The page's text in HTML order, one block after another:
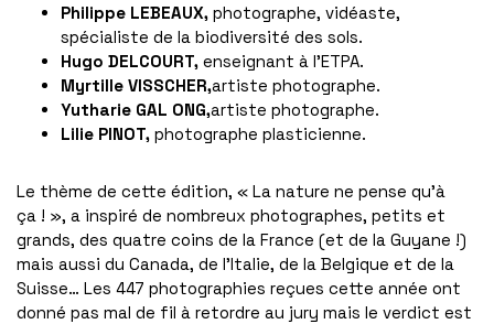
Philippe LEBEAUX, photographe, vidéaste,
spécialiste de la biodiversité des sols.
Hugo DELCOURT, enseignant à l’ETPA.
Myrtille VISSCHER,artiste photographe.
Yutharie GAL ONG,artiste photographe.
Lilie PINOT, photographe plasticienne.
Le thème de cette édition, « La nature ne pense qu’à
ça ! », a inspiré de nombreux photographes, petits et
grands, des quatre coins de la France (et de la Guyane !)
mais aussi du Canada, de l’Italie, de la Belgique et de la
Suisse… Les 447 photographies reçues cette année ont
donné pas mal de fil à retordre au jury mais le verdict est